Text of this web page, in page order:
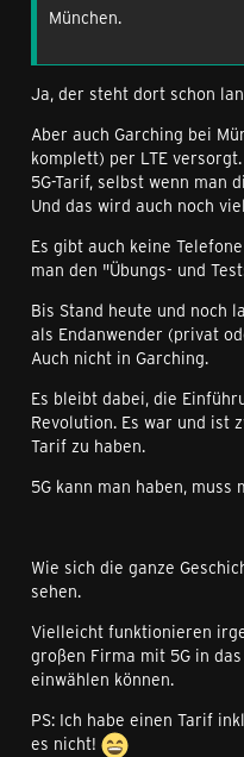
München.
Ja, der steht dort schon
Aber auch Garching bei
komplett) per LTE
5G-Tarif, selbst wenn man
Und das wird auch noch
Es gibt auch keine
man den "Übungs- und
Bis Stand heute und noch
als Endanwender (privat
Auch nicht in Garching.
Es bleibt dabei, die
Revolution. Es war und ist
Tarif zu haben.
5G kann man haben, muss
Wie sich die ganze
sehen.
Vielleicht funktionieren
großen Firma mit 5G in
einwählen können.
PS: Ich habe einen Tarif
es nicht!